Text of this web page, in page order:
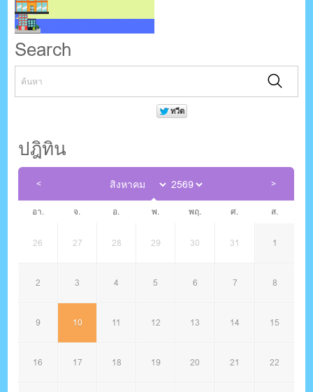
Search
ปฎิทิน
อา. จ. อ. พ. พฤ. ศ. ส.
26 27 28 29 30 31 1
2 3 4 5 6 7 8
9 10 11 12 13 14 15
16 17 18 19 20 21 22